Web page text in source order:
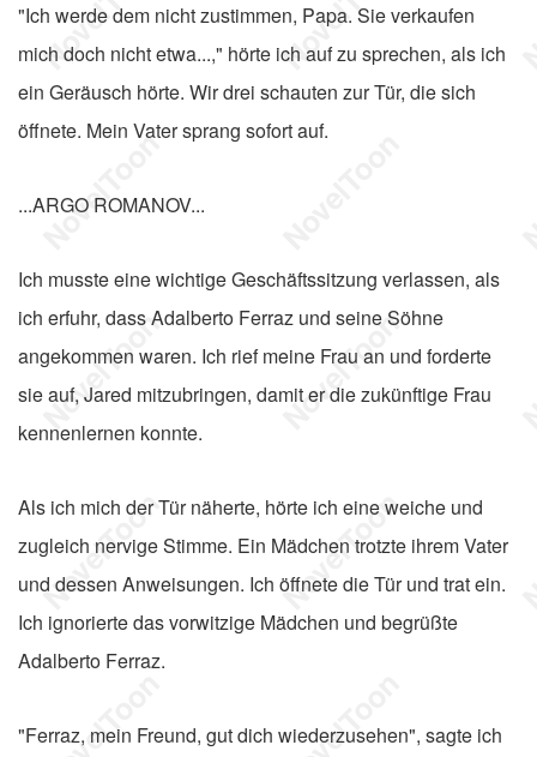
"Ich werde dem nicht zustimmen, Papa. Sie verkaufen
mich doch nicht etwa...," hörte ich auf zu sprechen, als ich
ein Geräusch hörte. Wir drei schauten zur Tür, die sich
öffnete. Mein Vater sprang sofort auf.
...ARGO ROMANOV...
Ich musste eine wichtige Geschäftssitzung verlassen, als
ich erfuhr, dass Adalberto Ferraz und seine Söhne
angekommen waren. Ich rief meine Frau an und forderte
sie auf, Jared mitzubringen, damit er die zukünftige Frau
kennenlernen konnte.
Als ich mich der Tür näherte, hörte ich eine weiche und
zugleich nervige Stimme. Ein Mädchen trotzte ihrem Vater
und dessen Anweisungen. Ich öffnete die Tür und trat ein.
Ich ignorierte das vorwitzige Mädchen und begrüßte
Adalberto Ferraz.
"Ferraz, mein Freund, gut dich wiederzusehen", sagte ich